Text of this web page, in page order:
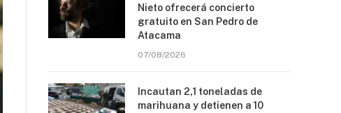
Nieto ofrecerá concierto
gratuito en San Pedro de
Atacama
07/08/2026
Incautan 2,1 toneladas de
marihuana y detienen a 10